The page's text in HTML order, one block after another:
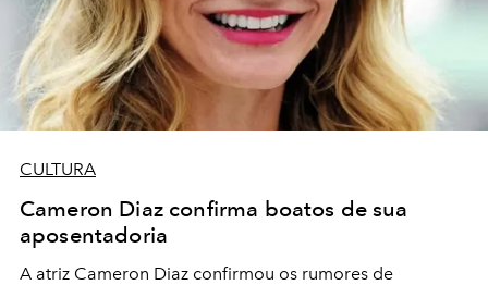
CULTURA
Cameron Diaz confirma boatos de sua
aposentadoria
A atriz Cameron Diaz confirmou os rumores de